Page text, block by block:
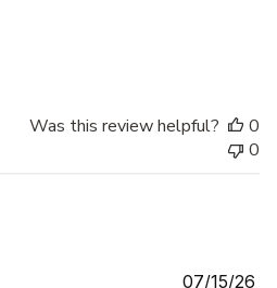
Was this review helpful?
0
0
07/15/26